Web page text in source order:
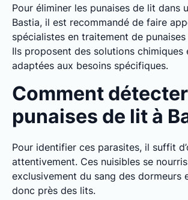
Pour éliminer les punaises de lit dans
Bastia, il est recommandé de faire
spécialistes en traitement de
Ils proposent des solutions chimiques
adaptées aux besoins spécifiques.
Comment
punaises de lit à
Pour identifier ces parasites, il suffit
attentivement. Ces nuisibles se
exclusivement du sang des dormeurs
donc près des lits.